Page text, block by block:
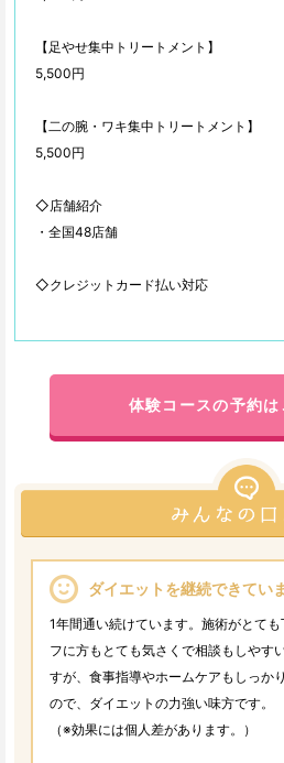
【足やせ集中トリートメント】
5,500円
【二の腕・ワキ集中トリートメント】
5,500円
◇店舗紹介
・全国48店舗
◇クレジットカード払い対応
体験コースの予約は
ダイエットを継続できてい
1年間通い続けています。施術がとて
フに方もとても気さくで相談もしやす
すが、食事指導やホームケアもしっか
ので、ダイエットの力強い味方です。
（※効果には個人差があります。）